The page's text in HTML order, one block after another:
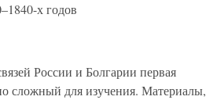
х годов
России и Болгарии первая
сложный для изучения. Материалы,